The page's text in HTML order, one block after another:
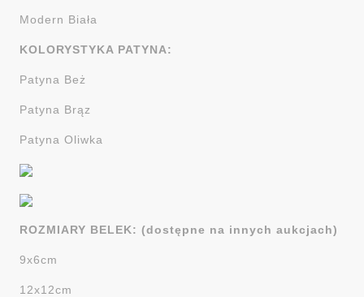
Modern Biała
KOLORYSTYKA PATYNA:
Patyna Beż
Patyna Brąz
Patyna Oliwka
ROZMIARY BELEK: (dostępne na innych aukcjach)
9x6cm
12x12cm